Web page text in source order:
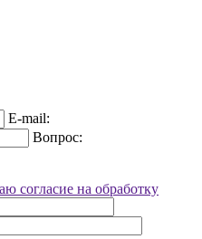
E-mail:
Вопрос:
согласие на обработку